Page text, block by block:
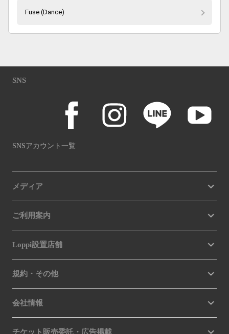
Fuse (Dance)
SNS
SNSアカウント一覧
メディア
ご利用案内
Loppi設置店舗
規約・その他
会社情報
チケット販売委託・広告掲載